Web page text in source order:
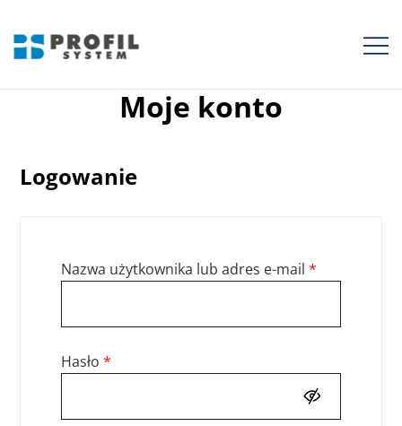
do
treści
Profil SystemMoje konto
Logowanie
Nazwa użytkownika lub adres e-mail*
Hasło*